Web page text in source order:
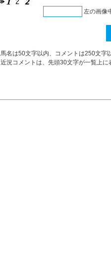
左の画像
馬名は50文字以内、コメントは250文字
近況コメントは、先頭30文字が一覧上に